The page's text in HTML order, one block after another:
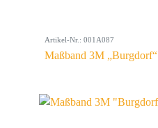
Artikel-Nr.: 001A087
Maßband 3M „Burgdorf“